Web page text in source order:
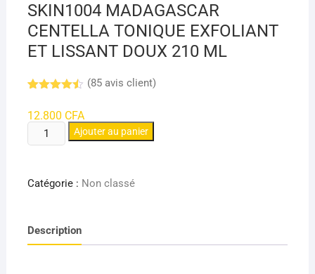
SKIN1004 MADAGASCAR
CENTELLA TONIQUE EXFOLIANT
ET LISSANT DOUX 210 ML
sur 5
basé
sur
notations
(85avis client)
12.800 CFA
quantité
de
MADAGASCAR
EXFOLIANT
ET
Ajouter au panier
Catégorie : Non classé
Description